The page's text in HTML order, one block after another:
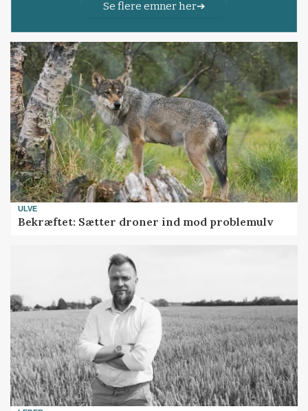
Se flere emner her
ULVE
Bekræftet: Sætter droner ind mod problemulv